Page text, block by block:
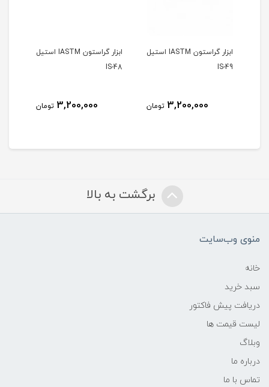
ابزار گراستون IASTM استیل
IS-49
3,200,000 تومان
ابزار گراستون IASTM استیل
IS-48
3,200,000 تومان
برگشت به بالا
منوی وب‌سایت
خانه
سبد خرید
دریافت پیش فاکتور
لیست قیمت ها
وبلاگ
درباره ما
تماس با ما